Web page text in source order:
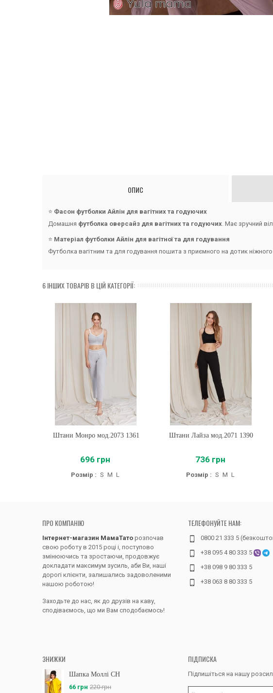
ОПИС
⭐️ Фасон футболки Айлін для вагітних та годуючих
Домашня футболка оверсайз для вагітних та годуючих . Має зручний
⭐️ Матеріал футболки Айлін для вагітної та для годування
Футболка вагітним та для годування пошита з приємного на дотик
6 ІНШИХ ТОВАРІВ В ЦІЙ КАТЕГОРІЇ:
Купити
Штани Монро мод.2073 1361
696 грн
Розмір : S M L
Купити
Штани Лайза мод.2071 1390
736 грн
Розмір : S M L
ПРО КОМПАНІЮ
Інтернет-магазин МамаТато розпочав
свою роботу в 2015 році і, поступово
змінюючись та зростаючи, продовжує
докладати максимум зусиль, аби Ви, наші
дорогі клієнти, залишались задоволеними
нашою роботою!
Заходьте до нас, як до друзів на каву,
сподіваємось, що ми Вам сподобаємось!
ТЕЛЕФОНУЙТЕ НАМ:
0800 21 333 5
+38 095 4 80 333 5
+38 098 9 80 333 5
+38 063 8 80 333 5
ЗНИЖКИ
Шапка Моллі CH
66 грн 220 грн
ПІДПИСКА
Підпишіться на нашу